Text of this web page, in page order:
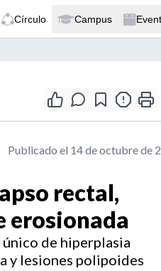
Círculo Campus
Publicado el 14 de octubre de
rectal,
erosionada
de hiperplasia
y lesiones polipoides